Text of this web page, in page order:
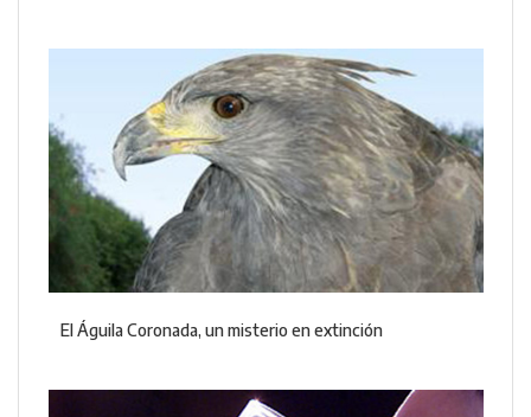
El Águila Coronada, un misterio en extinción